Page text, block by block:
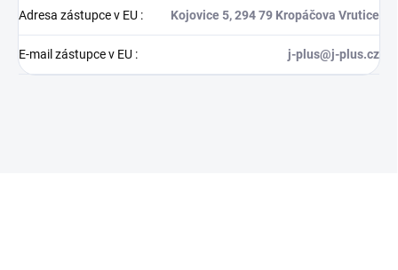
Adresa zástupce v EU : Kojovice 5, 294 79 Kropáčova Vrutice
E-mail zástupce v EU : j-plus@j-plus.cz